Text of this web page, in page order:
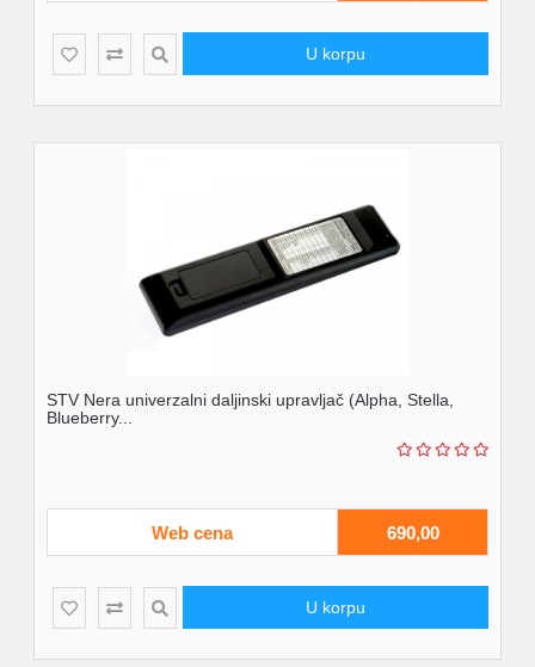
U korpu
STV Nera univerzalni daljinski upravljač (Alpha, Stella,
Blueberry...
Web cena 690,00
U korpu